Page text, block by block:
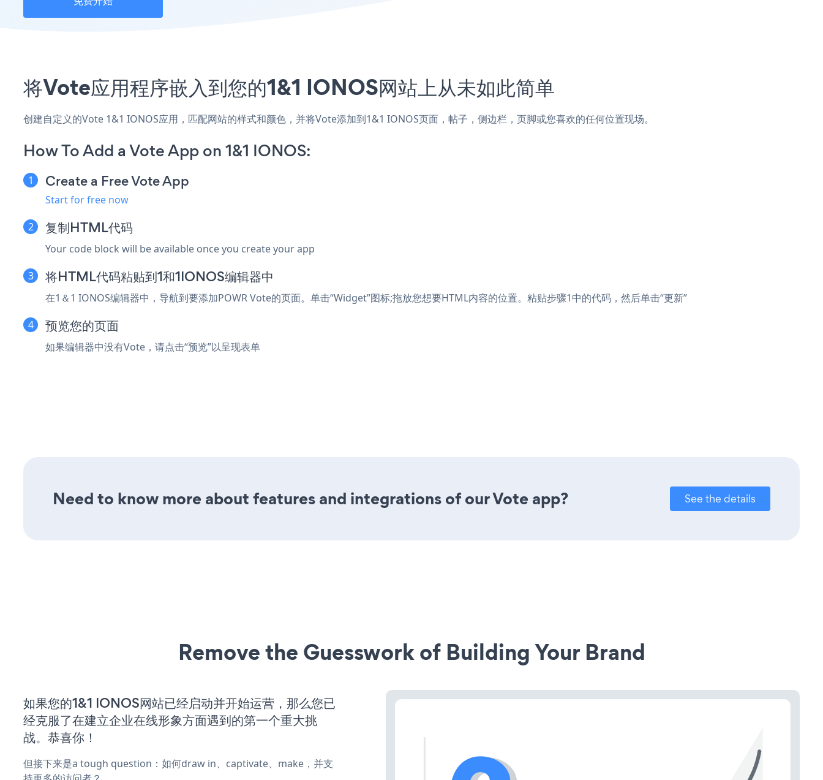
将Vote应用程序嵌入到您的1&1 IONOS网站上从未如此简单
创建自定义的Vote 1&1 IONOS应用，匹配网站的样式和颜色，并将Vote添加到1&1 IONOS页面，帖子，侧边栏，页脚或您喜欢的任何位置现场。
How To Add a Vote App on 1&1 IONOS:
Create a Free Vote App
Start for free now
复制HTML代码
Your code block will be available once you create your app
将HTML代码粘贴到1和1IONOS编辑器中
在1＆1 IONOS编辑器中，导航到要添加POWR Vote的页面。单击“Widget”图标;拖放您想要HTML内容的位置。粘贴步骤1中的代码，然后单击“更新”
预览您的页面
如果编辑器中没有Vote，请点击“预览”以呈现表单
Need to know more about features and integrations of our Vote app? See the details
Remove the Guesswork of Building Your Brand
如果您的1&1 IONOS网站已经启动并开始运营，那么您已
经克服了在建立企业在线形象方面遇到的第一个重大挑
战。恭喜你！
但接下来是a tough question：如何draw in、captivate、make，并支